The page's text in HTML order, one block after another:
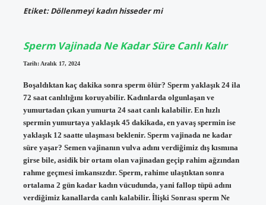
Etiket:Döllenmeyi kadın hisseder mi
Sperm Vajinada Ne Kadar Süre Canlı Kalır
Tarih: Aralık 17, 2024
Boşaldıktan kaç dakika sonra sperm ölür? Sperm yaklaşık 24 ila
72 saat canlılığını koruyabilir. Kadınlarda olgunlaşan ve
yumurtadan çıkan yumurta 24 saat canlı kalabilir. En hızlı
spermin yumurtaya yaklaşık 45 dakikada, en yavaş spermin ise
yaklaşık 12 saatte ulaşması beklenir. Sperm vajinada ne kadar
süre yaşar? Semen vajinanın vulva adını verdiğimiz dış kısmına
girse bile, asidik bir ortam olan vajinadan geçip rahim ağzından
rahme geçmesi imkansızdır. Sperm, rahime ulaştıktan sonra
ortalama 2 gün kadar kadın vücudunda, yani fallop tüpü adını
verdiğimiz kanallarda canlı kalabilir. İlişki Sonrası sperm Ne